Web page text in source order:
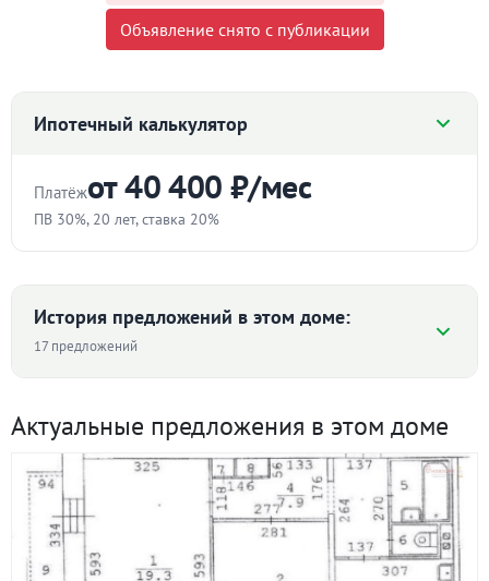
Тип сделки: «чистая» продажа
Продаётся 2х комнатная квартира! В
Трамвайная, автобусная остановки рядом с домом.
Детские площадки, ТРЦ Карнавал. Возможен торг.
Объявление снято с публикации
Ипотечный калькулятор
Платёжот 40 400 ₽/мес
ПВ 30%, 20 лет, ставка 20%
Срок
лет
Ставка
История предложений в этом доме:
17 предложений
69 541
82 863
97 060 93 750 ₽/м²
Актуальные предложения в этом доме